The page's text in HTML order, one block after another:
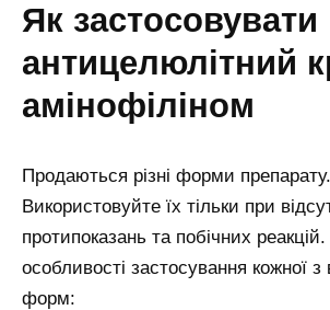
як застосовувати
антицелюлітний
амінофіліном
Продаються різні форми препарату.
Використовуйте їх тільки при
протипоказань та побічних
особливості застосування кожної
форм: